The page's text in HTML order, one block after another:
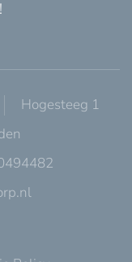
Hogesteeg 1